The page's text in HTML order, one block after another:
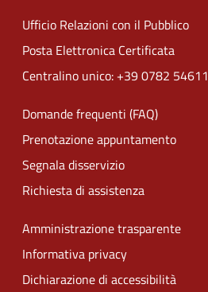
Ufficio Relazioni con il Pubblico
Posta Elettronica Certificata
Centralino unico: +39 0782 54611
Domande frequenti (FAQ)
Prenotazione appuntamento
Segnala disservizio
Richiesta di assistenza
Amministrazione trasparente
Informativa privacy
Dichiarazione di accessibilità